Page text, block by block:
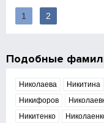
1 2
Подобные
Николаева Никитина
Никифоров
Никитенко